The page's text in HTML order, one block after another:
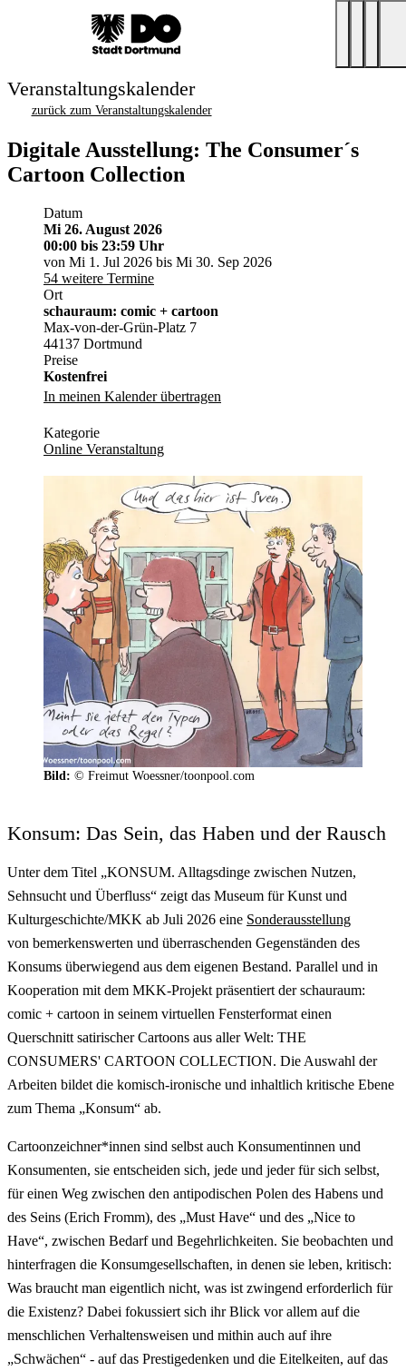
Veranstaltungskalender
zurück zum Veranstaltungskalender
Digitale Ausstellung: The Consumer´s
Cartoon Collection
Datum
Mi 26. August 2026
00:00 bis 23:59 Uhr
von Mi 1. Jul 2026 bis Mi 30. Sep 2026
54 weitere Termine
Ort
schauraum: comic + cartoon
Max-von-der-Grün-Platz 7
44137 Dortmund
Preise
Kostenfrei
In meinen Kalender übertragen
Kategorie
Online Veranstaltung
Bild: © Freimut Woessner/toonpool.com
Konsum: Das Sein, das Haben und der Rausch
Unter dem Titel „KONSUM. Alltagsdinge zwischen Nutzen,
Sehnsucht und Überfluss“ zeigt das Museum für Kunst und
Kulturgeschichte/MKK ab Juli 2026 eine Sonderausstellung
von bemerkenswerten und überraschenden Gegenständen des
Konsums überwiegend aus dem eigenen Bestand. Parallel und in
Kooperation mit dem MKK-Projekt präsentiert der schauraum:
comic + cartoon in seinem virtuellen Fensterformat einen
Querschnitt satirischer Cartoons aus aller Welt: THE
CONSUMERS' CARTOON COLLECTION. Die Auswahl der
Arbeiten bildet die komisch-ironische und inhaltlich kritische Ebene
zum Thema „Konsum“ ab.
Cartoonzeichner*innen sind selbst auch Konsumentinnen und
Konsumenten, sie entscheiden sich, jede und jeder für sich selbst,
für einen Weg zwischen den antipodischen Polen des Habens und
des Seins (Erich Fromm), des „Must Have“ und des „Nice to
Have“, zwischen Bedarf und Begehrlichkeiten. Sie beobachten und
hinterfragen die Konsumgesellschaften, in denen sie leben, kritisch:
Was braucht man eigentlich nicht, was ist zwingend erforderlich für
die Existenz? Dabei fokussiert sich ihr Blick vor allem auf die
menschlichen Verhaltensweisen und mithin auch auf ihre
„Schwächen“ - auf das Prestigedenken und die Eitelkeiten, auf das